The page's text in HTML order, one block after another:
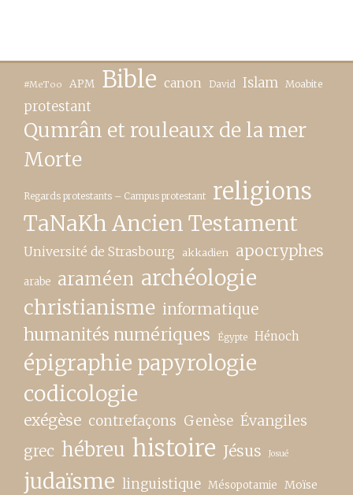
#MeToo APM Bible canon David Islam Moabite
protestant
Qumrân et rouleaux de la mer
Morte
Regards protestants – Campus protestant religions
TaNaKh Ancien Testament
Université de Strasbourg akkadien apocryphes
arabe araméen archéologie
christianisme informatique
humanités numériques Égypte Hénoch
épigraphie papyrologie
codicologie
exégèse contrefaçons Genèse Évangiles
grec hébreu histoire Jésus Josué
judaïsme linguistique Mésopotamie Moïse